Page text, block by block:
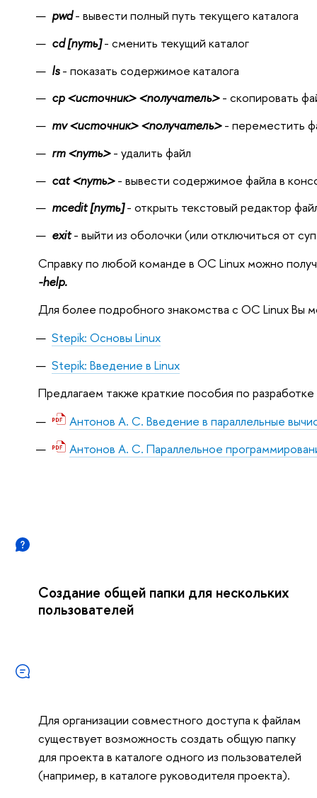
pwd- вывести полный путь текущего каталога
cd [путь]- сменить текущий каталог
ls - показать содержимое каталога
cp <источник> <получатель>- скопировать
mv <источник> <получатель>- переместить
rm <путь>- удалить файл
cat <путь>- вывести содержимое файла в
mcedit [путь]- открыть текстовый редактор
exit- выйти из оболочки (или отключиться от
Справку по любой команде в ОС Linux можно
-help.
Для более подробного знакомства с ОС Linux Вы
Stepik: Основы Linux
Stepik: Введение в Linux
Предлагаем также краткие пособия по
Антонов А. С. Введение в параллельные
Антонов А. С. Параллельное
Создание общей папки для нескольких
пользователей
Для организации совместного доступа к файлам
существует возможность создать общую папку
для проекта в каталоге одного из пользователей
(например, в каталоге руководителя проекта).